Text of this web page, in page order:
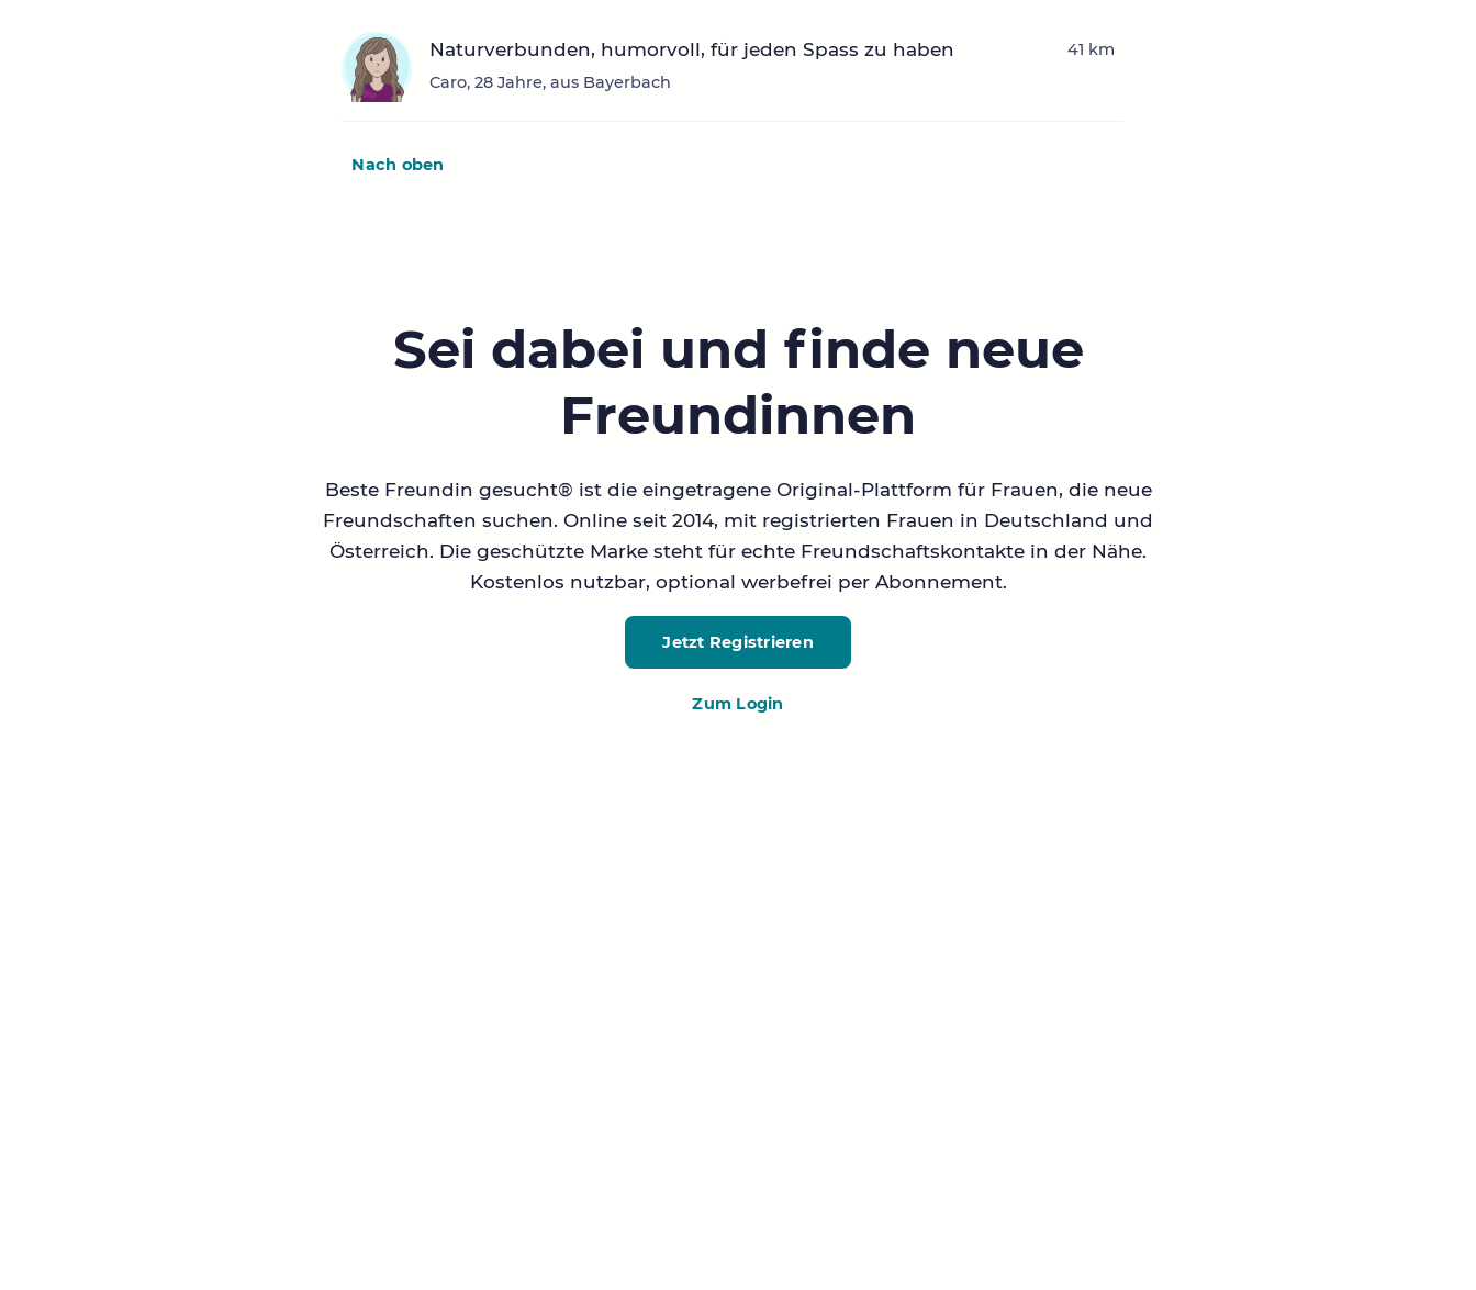
Naturverbunden, humorvoll, für jeden Spass zu haben
Caro, 28 Jahre, aus Bayerbach
41 km
Nach oben
Sei dabei und finde neue
Freundinnen
Beste Freundin gesucht® ist die eingetragene Original-Plattform für Frauen, die neue
Freundschaften suchen. Online seit 2014, mit registrierten Frauen in Deutschland und
Österreich. Die geschützte Marke steht für echte Freundschaftskontakte in der Nähe.
Kostenlos nutzbar, optional werbefrei per Abonnement.
Jetzt Registrieren
Zum Login